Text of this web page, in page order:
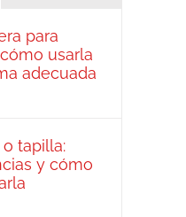
para
usarla
adecuada
o tapilla:
y cómo